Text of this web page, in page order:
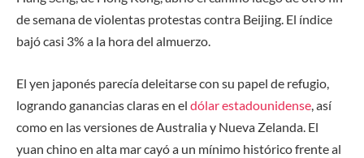
de semana de violentas protestas contra Beijing. El índice
bajó casi 3% a la hora del almuerzo.
El yen japonés parecía deleitarse con su papel de refugio,
logrando ganancias claras en el dólar estadounidense, así
como en las versiones de Australia y Nueva Zelanda. El
yuan chino en alta mar cayó a un mínimo histórico frente al